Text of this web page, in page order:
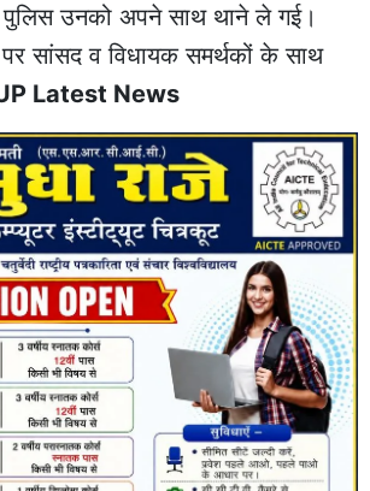
पुलिस उनको अपने साथ थाने ले गई।
सांसद व विधायक समर्थकों के साथ
Latest News